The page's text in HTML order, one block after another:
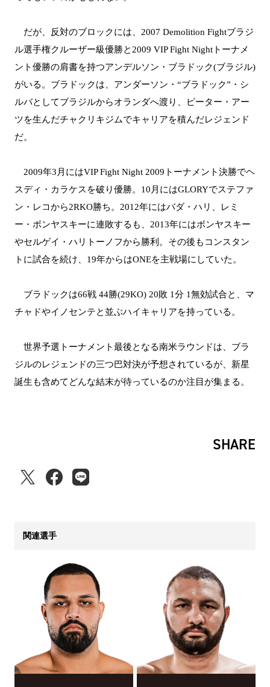
だが、反対のブロックには、2007 Demolition Fightブラジ
ル選手権クルーザー級優勝と2009 VIP Fight Nightトーナメ
ント優勝の肩書を持つアンデルソン・ブラドック(ブラジル)
がいる。ブラドックは、アンダーソン・“ブラドック”・シ
ルバとしてブラジルからオランダへ渡り、ピーター・アー
ツを生んだチャクリキジムでキャリアを積んだレジェンド
だ。
2009年3月にはVIP Fight Night 2009トーナメント決勝でヘ
スディ・カラケスを破り優勝。10月にはGLORYでステファ
ン・レコから2RKO勝ち。2012年にはバダ・ハリ、レミ
ー・ボンヤスキーに連敗するも、2013年にはボンヤスキー
やセルゲイ・ハリトーノフから勝利。その後もコンスタン
トに試合を続け、19年からはONEを主戦場にしていた。
ブラドックは66戦 44勝(29KO) 20敗 1分 1無効試合と、マ
チャドやイノセンテと並ぶハイキャリアを持っている。
世界予選トーナメント最後となる南米ラウンドは、ブラ
ジルのレジェンドの三つ巴対決が予想されているが、新星
誕生も含めてどんな結末が待っているのか注目が集まる。
SHARE
関連選手